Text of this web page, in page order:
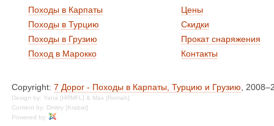
Походы в Карпаты
Походы в Турцию
Походы в Грузию
Поход в Марокко
Цены
Скидки
Прокат снаряжения
Контакты
Copyright: 7 Дорог - Походы в Карпаты, Турцию и Грузию,
Design by: Yana [HRMFL] & Max [Romah]
Content by: Dmitry [Krabat]
Powered by: